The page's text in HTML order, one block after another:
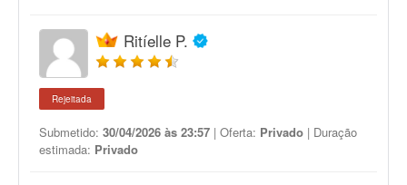
Ritíelle P.
Rejeitada
Submetido: 30/04/2026 às 23:57 | Oferta: Privado | Duração
estimada: Privado